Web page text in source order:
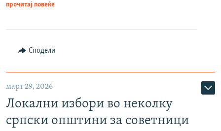
прочитај повеќе
Сподели
март 29, 2026
Локални избори во неколку
српски општини за советници